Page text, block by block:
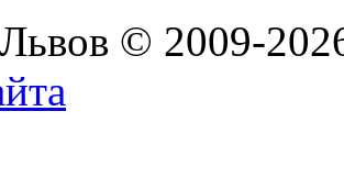
© 2009-